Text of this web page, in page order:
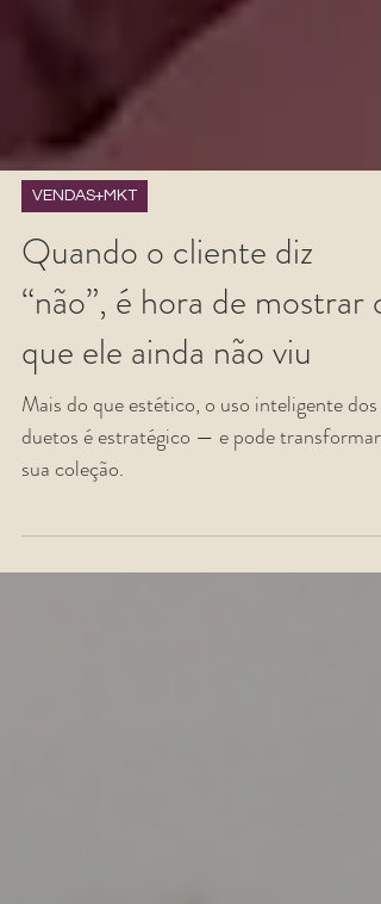
VENDAS+MKT
Quando o cliente diz
“não”, é hora de mostrar o
que ele ainda não viu
Mais do que estético, o uso inteligente dos
sua coleção.